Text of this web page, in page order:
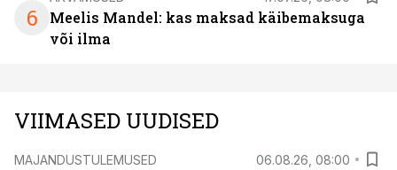
6
Meelis Mandel: kas maksad käibemaksuga
või ilma
VIIMASED UUDISED
MAJANDUSTULEMUSED 06.08.26, 08:00